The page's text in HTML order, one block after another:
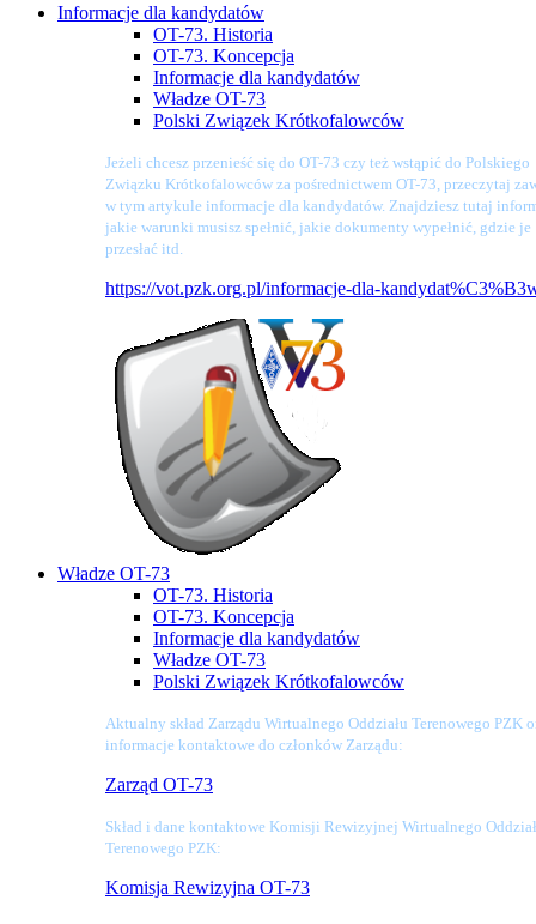
Informacje dla kandydatów
OT-73. Historia
OT-73. Koncepcja
Informacje dla kandydatów
Władze OT-73
Polski Związek Krótkofalowców
Jeżeli chcesz przenieść się do OT-73 czy też wstąpić do Polskiego
Związku Krótkofalowców za pośrednictwem OT-73, przeczytaj
w tym artykule informacje dla kandydatów. Znajdziesz tutaj
jakie warunki musisz spełnić, jakie dokumenty wypełnić, gdzie je
przesłać itd.
https://vot.pzk.org.pl/informacje-dla-
Władze OT-73
OT-73. Historia
OT-73. Koncepcja
Informacje dla kandydatów
Władze OT-73
Polski Związek Krótkofalowców
Aktualny skład Zarządu Wirtualnego Oddziału Terenowego PZK
informacje kontaktowe do członków Zarządu:
Zarząd OT-73
Skład i dane kontaktowe Komisji Rewizyjnej Wirtualnego
Terenowego PZK:
Komisja Rewizyjna OT-73